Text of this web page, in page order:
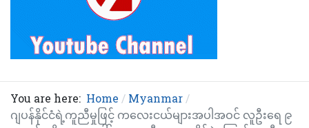
You are here: Home
Myanmar
ဂျပန်နိုင်ငံရဲ့ကူညီမှုဖြင့် ကလေးငယ်များအပါအဝင် လူဦးရေ ၉